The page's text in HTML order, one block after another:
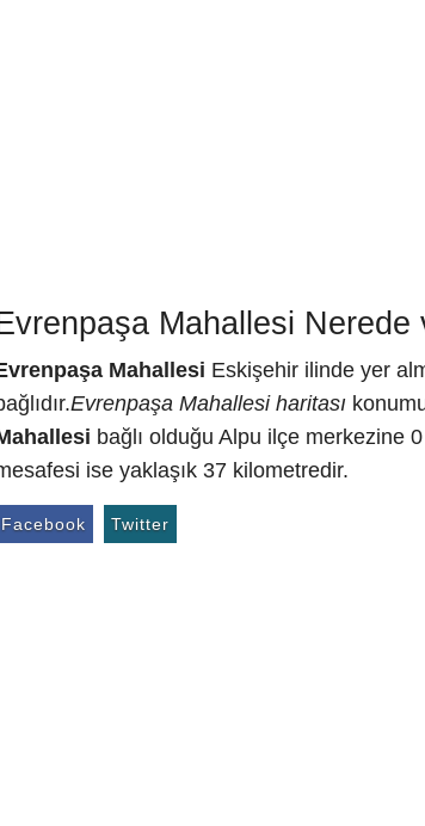
Mahallesi Nerede
Mahallesi Eskişehir ilinde yer
Evrenpaşa Mahallesi haritası
bağlı olduğu Alpu ilçe merkezine
ise yaklaşık 37 kilometredir.
Facebook Twitter